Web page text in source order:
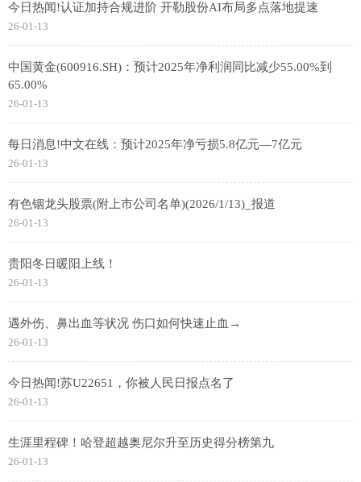
今日热闻!认证加持合规进阶 开勒股份AI布局多点落地提速
26-01-13
中国黄金(600916.SH)：预计2025年净利润同比减少55.00%到
65.00%
26-01-13
每日消息!中文在线：预计2025年净亏损5.8亿元—7亿元
26-01-13
有色铟龙头股票(附上市公司名单)(2026/1/13)_报道
26-01-13
贵阳冬日暖阳上线！
26-01-13
遇外伤、鼻出血等状况 伤口如何快速止血→
26-01-13
今日热闻!苏U22651，你被人民日报点名了
26-01-13
生涯里程碑！哈登超越奥尼尔升至历史得分榜第九
26-01-13